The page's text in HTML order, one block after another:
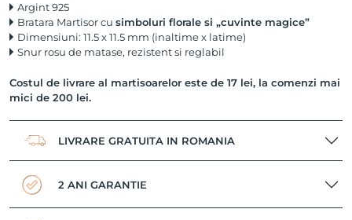
Argint 925
Bratara Martisor cu simboluri florale si „cuvinte magice”
Dimensiuni: 11.5 x 11.5 mm (inaltime x latime)
Snur rosu de matase, rezistent si reglabil
Costul de livrare al martisoarelor este de 17 lei, la comenzi mai
mici de 200 lei.
LIVRARE GRATUITA IN ROMANIA
2 ANI GARANTIE